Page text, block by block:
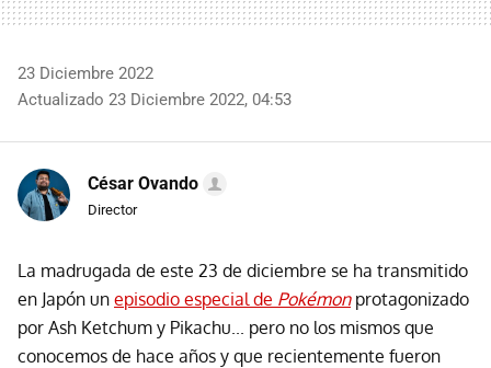
23 Diciembre 2022
Actualizado 23 Diciembre 2022, 04:53
César Ovando
Director
La madrugada de este 23 de diciembre se ha transmitido
en Japón un episodio especial de Pokémonprotagonizado
por Ash Ketchum y Pikachu... pero no los mismos que
conocemos de hace años y que recientemente fueron